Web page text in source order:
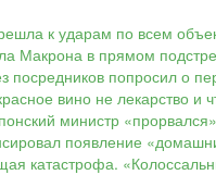
к ударам по всем
Макрона в прямом
посредников попросил о
вино не лекарство
министр
появление
катастрофа.